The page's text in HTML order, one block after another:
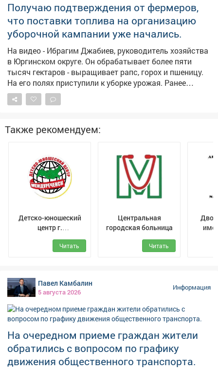
главного управления приставов в регионе. В
результате исполнительные действия
активизировались, должностное лицо привлекли к
дисциплинарной ответственности, а с бывшего мужа
взыскали 315 тысяч рублей по алиментам.
Прокуратура продолжит следить за тем, как
контролируется последующая выплата алиментов.
Получаю подтверждения от фермеров,
что поставки топлива на организацию
уборочной кампании уже начались.
На видео - Ибрагим Джабиев, руководитель хозяйства
в Юргинском округе. Он обрабатывает более пяти
тысяч гектаров - выращивает рапс, горох и пшеницу.
На его полях приступили к уборке урожая. Ранее
обращался к федеральному центру с просьбой
выделить региону дополнительные объемы солярки
поддержали, первые девять тысяч тонн горючего
прибыли в регион и распределяются кузбасским
Также рекомендуем:
Детско-юношеский
центр г.
Междуреченск
Читать
Центральная
городская больница
Читать
Павел Камбалин
5 августа 2026
Информация
На очередном приеме граждан жители
обратились с вопросом по графику
движения общественного транспорта.